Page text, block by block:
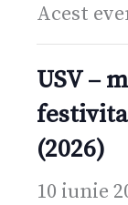
Acest
USV –
(2026)
10 iunie